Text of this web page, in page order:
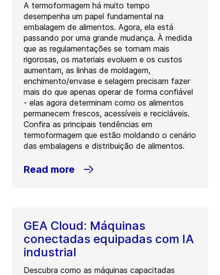
A termoformagem há muito tempo
desempenha um papel fundamental na
embalagem de alimentos. Agora, ela está
passando por uma grande mudança. À medida
que as regulamentações se tornam mais
rigorosas, os materiais evoluem e os custos
aumentam, as linhas de moldagem,
enchimento/envase e selagem precisam fazer
mais do que apenas operar de forma confiável
- elas agora determinam como os alimentos
permanecem frescos, acessíveis e recicláveis.
Confira as principais tendências em
termoformagem que estão moldando o cenário
das embalagens e distribuição de alimentos.
Read more
GEA Cloud: Máquinas
conectadas equipadas com IA
industrial
Descubra como as máquinas capacitadas